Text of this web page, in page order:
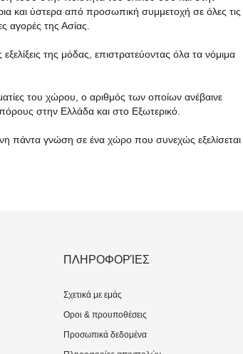
και ύστερα από προσωπική συμμετοχή σε όλες τις
αγορές της Ασίας.
της μόδας, επιστρατεύοντας όλα τα νόμιμα
του χώρου, ο αριθμός των οποίων ανέβαινε
στην Ελλάδα και στο Εξωτερικό.
πάντα γνώση σε ένα χώρο που συνεχώς εξελίσεται
ΠΛΗΡΟΦΟΡΊΕΣ
Σχετικά με εμάς
Οροι & προυποθέσεις
Προσωπικά δεδομένα